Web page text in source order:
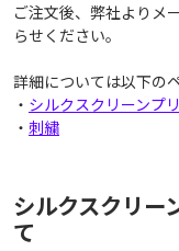
ご注文後、弊社よりメ
らせください。
詳細については以下の
・ シルクスクリーンプ
・ 刺繍
シルクスクリー
て